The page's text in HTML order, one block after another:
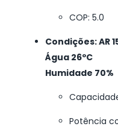
COP: 5.0
Condições: AR
Água 26ºC
Humidade 70%
Potência